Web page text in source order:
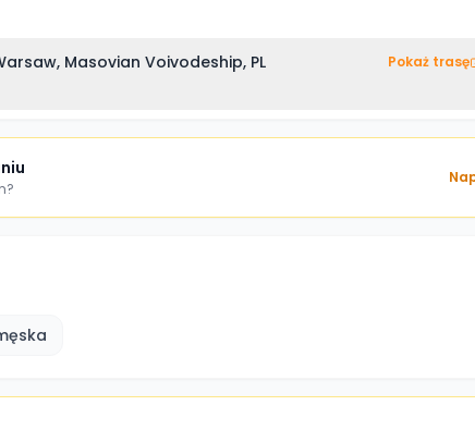
Masovian Voivodeship, PL
Pokaż trasę